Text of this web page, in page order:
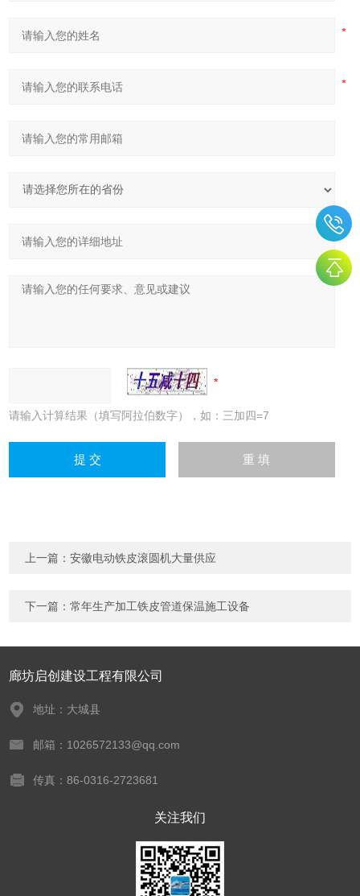
请输入计算结果（填写阿拉伯数字），如：三加四=7
上一篇：安徽电动铁皮滚圆机大量供应
下一篇：常年生产加工铁皮管道保温施工设备
廊坊启创建设工程有限公司
地址：大城县
邮箱：1026572133@qq.com
传真：86-0316-2723681
关注我们